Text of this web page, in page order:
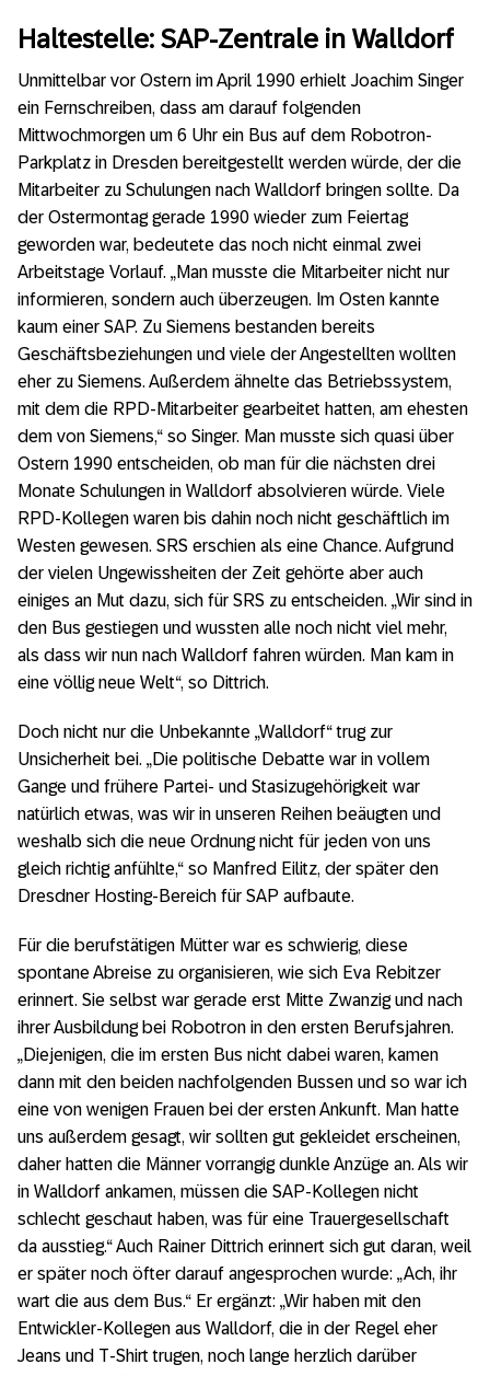
Haltestelle: SAP-Zentrale in Walldorf
Unmittelbar vor Ostern im April 1990 erhielt Joachim Singer
ein Fernschreiben, dass am darauf folgenden
Mittwochmorgen um 6 Uhr ein Bus auf dem Robotron-
Parkplatz in Dresden bereitgestellt werden würde, der die
Mitarbeiter zu Schulungen nach Walldorf bringen sollte. Da
der Ostermontag gerade 1990 wieder zum Feiertag
geworden war, bedeutete das noch nicht einmal zwei
Arbeitstage Vorlauf. „Man musste die Mitarbeiter nicht nur
informieren, sondern auch überzeugen. Im Osten kannte
kaum einer SAP. Zu Siemens bestanden bereits
Geschäftsbeziehungen und viele der Angestellten wollten
eher zu Siemens. Außerdem ähnelte das Betriebssystem,
mit dem die RPD-Mitarbeiter gearbeitet hatten, am ehesten
dem von Siemens,“ so Singer. Man musste sich quasi über
Ostern 1990 entscheiden, ob man für die nächsten drei
Monate Schulungen in Walldorf absolvieren würde. Viele
RPD-Kollegen waren bis dahin noch nicht geschäftlich im
Westen gewesen. SRS erschien als eine Chance. Aufgrund
der vielen Ungewissheiten der Zeit gehörte aber auch
einiges an Mut dazu, sich für SRS zu entscheiden. „Wir sind in
den Bus gestiegen und wussten alle noch nicht viel mehr,
als dass wir nun nach Walldorf fahren würden. Man kam in
eine völlig neue Welt“, so Dittrich.
Doch nicht nur die Unbekannte „Walldorf“ trug zur
Unsicherheit bei. „Die politische Debatte war in vollem
Gange und frühere Partei- und Stasizugehörigkeit war
natürlich etwas, was wir in unseren Reihen beäugten und
weshalb sich die neue Ordnung nicht für jeden von uns
gleich richtig anfühlte,“ so Manfred Eilitz, der später den
Dresdner Hosting-Bereich für SAP aufbaute.
Für die berufstätigen Mütter war es schwierig, diese
spontane Abreise zu organisieren, wie sich Eva Rebitzer
erinnert. Sie selbst war gerade erst Mitte Zwanzig und nach
ihrer Ausbildung bei Robotron in den ersten Berufsjahren.
„Diejenigen, die im ersten Bus nicht dabei waren, kamen
dann mit den beiden nachfolgenden Bussen und so war ich
eine von wenigen Frauen bei der ersten Ankunft. Man hatte
uns außerdem gesagt, wir sollten gut gekleidet erscheinen,
daher hatten die Männer vorrangig dunkle Anzüge an. Als wir
in Walldorf ankamen, müssen die SAP-Kollegen nicht
schlecht geschaut haben, was für eine Trauergesellschaft
da ausstieg.“ Auch Rainer Dittrich erinnert sich gut daran, weil
er später noch öfter darauf angesprochen wurde: „Ach, ihr
wart die aus dem Bus.“ Er ergänzt: „Wir haben mit den
Entwickler-Kollegen aus Walldorf, die in der Regel eher
Jeans und T-Shirt trugen, noch lange herzlich darüber